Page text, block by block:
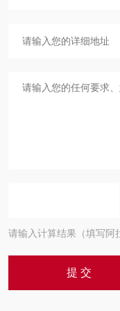
请输入计算结果（填写阿